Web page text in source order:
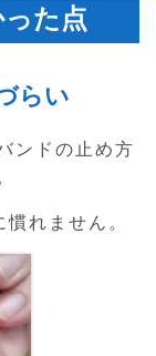
た点
らい
ンドの止め方
れません。